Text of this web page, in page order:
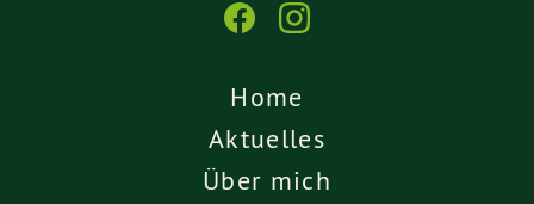
Home
Aktuelles
Über mich